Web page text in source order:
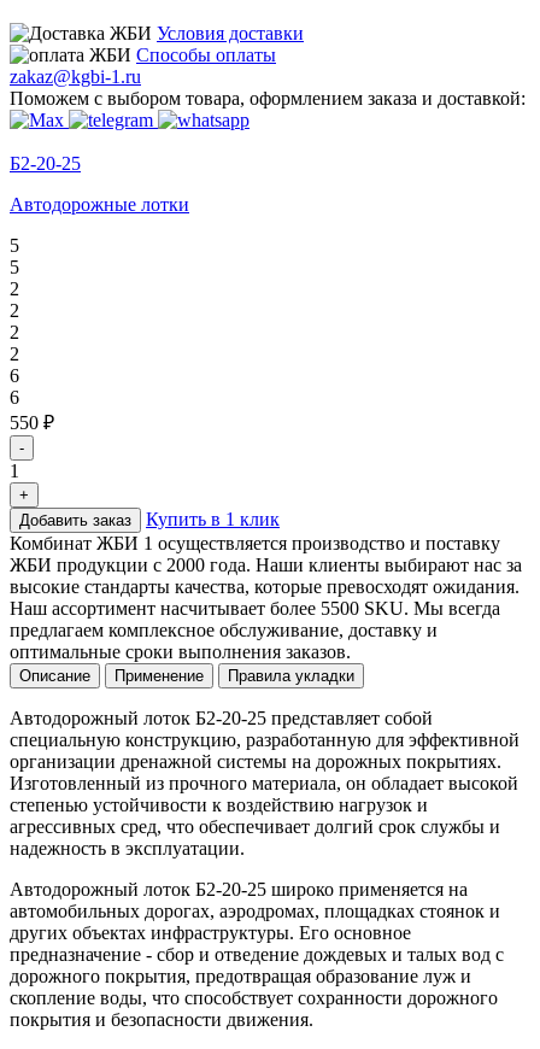
Условия доставки
Способы оплаты
zakaz@kgbi-1.ru
Поможем с выбором товара, оформлением заказа и доставкой:
Б2-20-25
Автодорожные лотки
5
5
2
2
2
2
6
6
550 ₽
-
1
+
Добавить заказ
Купить в 1 клик
Комбинат ЖБИ 1 осуществляется производство и поставку
ЖБИ продукции с 2000 года. Наши клиенты выбирают нас за
высокие стандарты качества, которые превосходят ожидания.
Наш ассортимент насчитывает более 5500 SKU. Мы всегда
предлагаем комплексное обслуживание, доставку и
оптимальные сроки выполнения заказов.
Описание Применение Правила укладки
Автодорожный лоток Б2-20-25 представляет собой
специальную конструкцию, разработанную для эффективной
организации дренажной системы на дорожных покрытиях.
Изготовленный из прочного материала, он обладает высокой
степенью устойчивости к воздействию нагрузок и
агрессивных сред, что обеспечивает долгий срок службы и
надежность в эксплуатации.
Автодорожный лоток Б2-20-25 широко применяется на
автомобильных дорогах, аэродромах, площадках стоянок и
других объектах инфраструктуры. Его основное
предназначение - сбор и отведение дождевых и талых вод с
дорожного покрытия, предотвращая образование луж и
скопление воды, что способствует сохранности дорожного
покрытия и безопасности движения.